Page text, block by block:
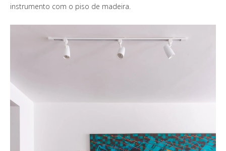
instrumento com o piso de madeira.